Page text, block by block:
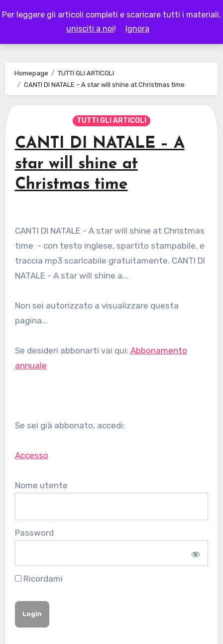
Per leggere gli articoli completi e scaricare tutti i materiali,
unisciti a noi! Ignora
to
LAPAPPADOLCE
Homepage
TUTTI GLI ARTICOLI
CANTI DI NATALE – A star will shine at Christmas time
TUTTI GLI ARTICOLI
CANTI DI NATALE – A
star will shine at
Christmas time
CANTI DI NATALE - A star will shine at Christmas
time - con testo inglese, spartito stampabile, e
traccia mp3 scaricabile gratuitamente. CANTI DI
NATALE - A star will shine a...
Non sei autorizzato a visualizzare questa
pagina...
Se desideri abbonarti vai qui: Abbonamento
annuale
Se sei già abbonato, accedi:
Accesso
Nome utente
Password
Ricordami